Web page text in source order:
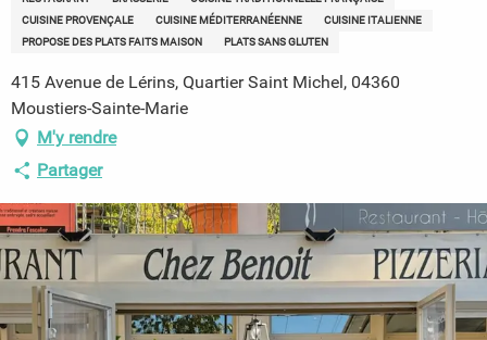
CUISINE PROVENÇALE
CUISINE MÉDITERRANÉENNE
CUISINE ITALIENNE
PROPOSE DES PLATS FAITS MAISON
PLATS SANS GLUTEN
415 Avenue de Lérins, Quartier Saint Michel, 04360
Moustiers-Sainte-Marie
M'y rendre
Partager